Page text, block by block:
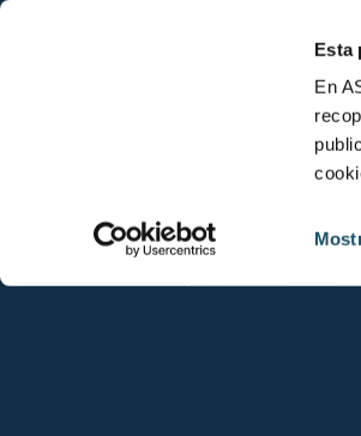
Esta
En
Depuis 1990, les
Marine est un lieu
leur nombre, variété
trop importante de